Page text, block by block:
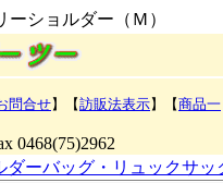
ショルダー（Ｍ）
問合せ】【訪販法表示】【商品一
0468(75)2962
ダーバッグ・リュックサ